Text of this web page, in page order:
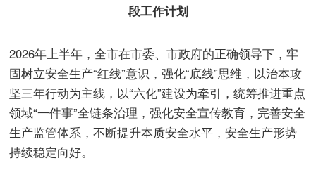
段工作计划
2026年上半年，全市在市委、市政府的正确领导下，牢
固树立安全生产“红线”意识，强化“底线”思维，以治本攻
坚三年行动为主线，以“六化”建设为牵引，统筹推进重点
领域“一件事”全链条治理，强化安全宣传教育，完善安全
生产监管体系，不断提升本质安全水平，安全生产形势
持续稳定向好。